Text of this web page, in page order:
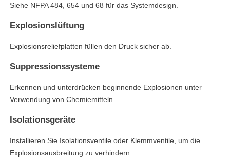
Siehe NFPA 484, 654 und 68 für das Systemdesign.
Explosionslüftung
Explosionsreliefplatten füllen den Druck sicher ab.
Suppressionssysteme
Erkennen und unterdrücken beginnende Explosionen unter
Verwendung von Chemiemitteln.
Isolationsgeräte
Installieren Sie Isolationsventile oder Klemmventile, um die
Explosionsausbreitung zu verhindern.